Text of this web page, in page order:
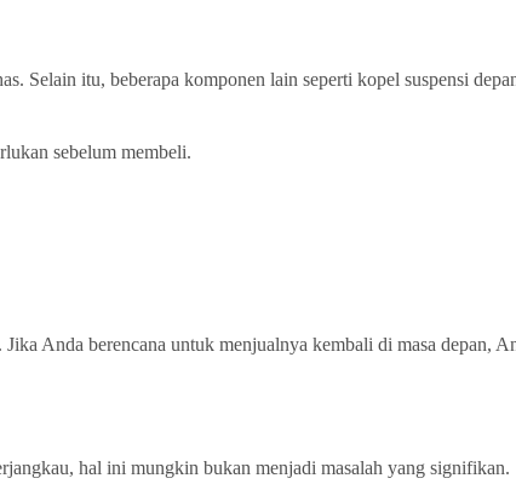
Selain itu, beberapa komponen lain seperti kopel suspensi
sebelum membeli.
Anda berencana untuk menjualnya kembali di masa depan,
hal ini mungkin bukan menjadi masalah yang signifikan.